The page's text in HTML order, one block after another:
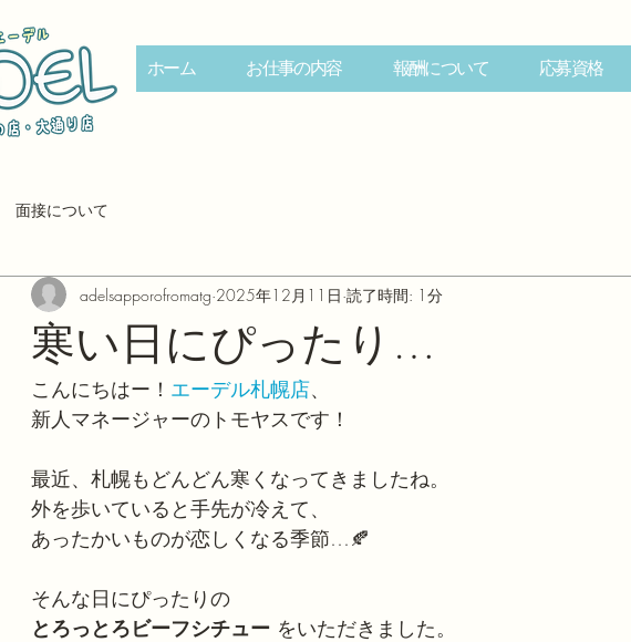
ホーム お仕事の内容 報酬について 応募資格
面接について
寒い日にぴったり…
adelsapporofromatg 2025年12月11日 読了時間: 1分
こんにちはー！ エーデル札幌店、
新人マネージャーのトモヤスです！
最近、札幌もどんどん寒くなってきましたね。
外を歩いていると手先が冷えて、
あったかいものが恋しくなる季節…🍂
そんな日にぴったりの
とろっとろビーフシチュー をいただきました。